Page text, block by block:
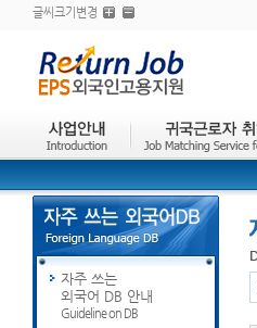
글씨크기변경
자주 쓰는
외국어 DB 안내
Guideline on DB